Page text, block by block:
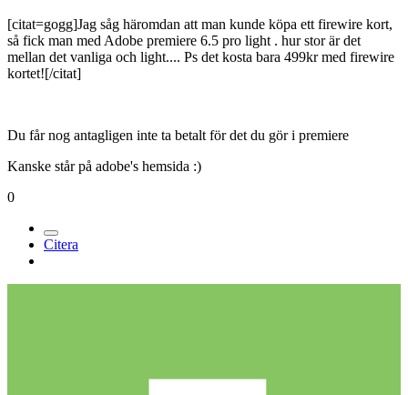
[citat=gogg]Jag såg häromdan att man kunde köpa ett firewire kort,
så fick man med Adobe premiere 6.5 pro light . hur stor är det
mellan det vanliga och light.... Ps det kosta bara 499kr med firewire
kortet![/citat]
Du får nog antagligen inte ta betalt för det du gör i premiere
Kanske står på adobe's hemsida :)
0
Citera